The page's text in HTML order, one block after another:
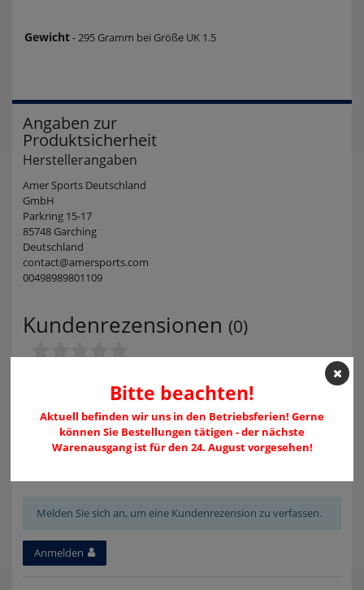
Gewicht- 295 Gramm bei Größe UK 1.5
Angaben zur
Produktsicherheit
Herstellerangaben
Amer Sports Deutschland
GmbH
Parkring 15-17
85748 Garching
Deutschland
contact@amersports.com
00498989801109
Kundenrezensionen (0)
0
0
Melden Sie sich an, um eine Kundenrezension zu verfassen.
Anmelden
Bitte beachten!
Aktuell befinden wir uns in den Betriebsferien! Gerne
können Sie Bestellungen tätigen - der nächste
Warenausgang ist für den 24. August vorgesehen!